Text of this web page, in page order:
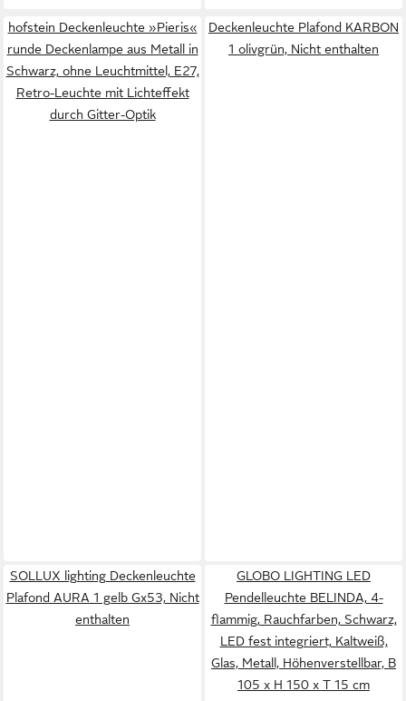
hofstein Deckenleuchte »Pieris«
runde Deckenlampe aus Metall in
Schwarz, ohne Leuchtmittel, E27,
Retro-Leuchte mit Lichteffekt
durch Gitter-Optik
Deckenleuchte Plafond KARBON
1 olivgrün, Nicht enthalten
SOLLUX lighting Deckenleuchte
Plafond AURA 1 gelb Gx53, Nicht
enthalten
GLOBO LIGHTING LED
Pendelleuchte BELINDA, 4-
flammig, Rauchfarben, Schwarz,
LED fest integriert, Kaltweiß,
Glas, Metall, Höhenverstellbar, B
105 x H 150 x T 15 cm